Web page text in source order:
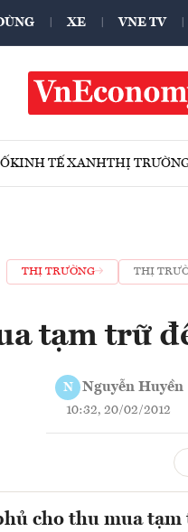
XE VNE TV
KINH TẾ XANHTHỊ
THỊ TRƯỜNG THỊ
tạm trữ
N Nguyễn Huyền
10:32, 20/02/2012
cho thu mua